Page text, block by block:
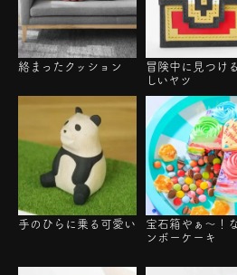
絡まったクッション
冒険中に見つけ
しいヤツ
手のひらに乗る可愛い
宝石箱やぁ～！
ンボーケーキ